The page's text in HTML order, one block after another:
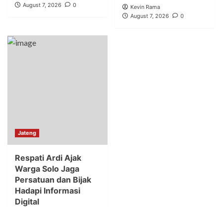
August 7, 2026
0
Kevin Rama
August 7, 2026
0
Jateng
Respati Ardi Ajak
Warga Solo Jaga
Persatuan dan Bijak
Hadapi Informasi
Digital